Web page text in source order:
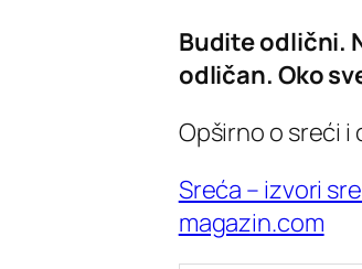
Budite odlični.
odličan. Oko
Opširno o sreći
Sreća – izvori
magazin.com